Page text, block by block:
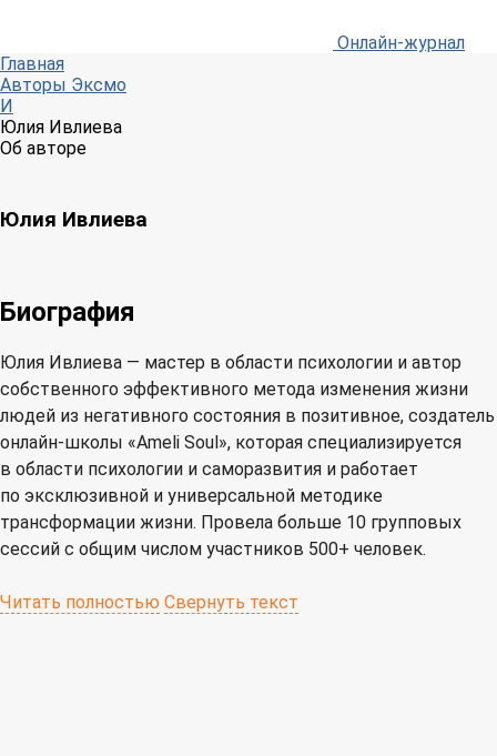
Онлайн-журнал
Главная
Авторы Эксмо
И
Юлия Ивлиева
Об авторе
Юлия Ивлиева
Биография
Юлия Ивлиева — мастер в области психологии и автор
собственного эффективного метода изменения жизни
людей из негативного состояния в позитивное, создатель
онлайн-школы «Ameli Soul», которая специализируется
в области психологии и саморазвития и работает
по эксклюзивной и универсальной методике
трансформации жизни. Провела больше 10 групповых
сессий с общим числом участников 500+ человек.
Читать полностью Свернуть текст